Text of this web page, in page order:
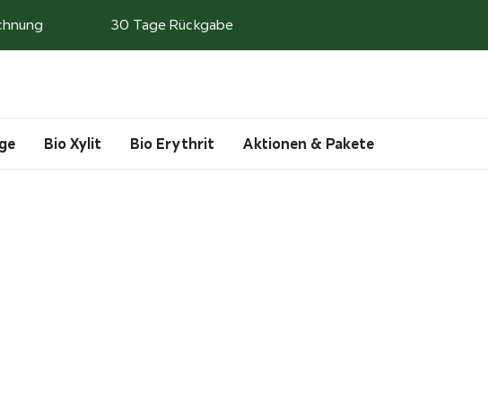
30 Tage Rückgabe
Bio Xylit Bio Erythrit Aktionen & Pakete